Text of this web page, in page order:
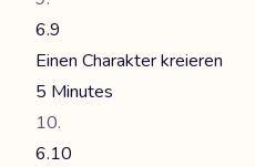
6.9
Einen Charakter kreieren
5 Minutes
6.10